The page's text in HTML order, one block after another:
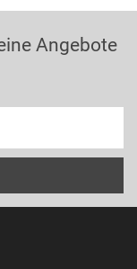
Angebote